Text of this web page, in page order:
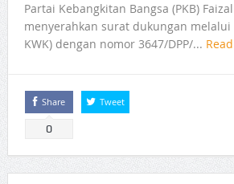
Partai Kebangkitan Bangsa (PKB)
menyerahkan surat dukungan melalui
KWK) dengan nomor 3647/DPP/...
Share
0
Tweet